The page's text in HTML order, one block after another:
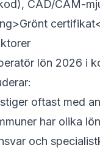
CAD/CAM-
lön 2026 i
oftast med
har olika
och